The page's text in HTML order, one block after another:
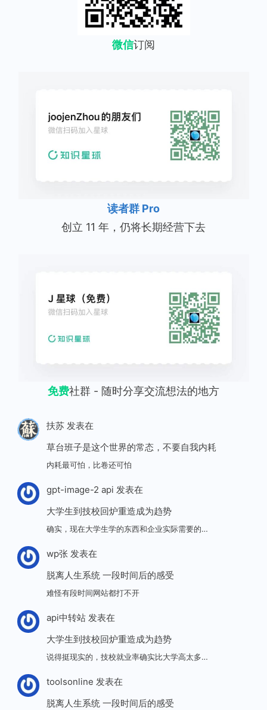
微信订阅
读者群 Pro
创立 11 年，仍将长期经营下去
免费社群 - 随时分享交流想法的地方
扶苏发表在
草台班子是这个世界的常态，不要自我内耗
内耗最可怕，比卷还可怕
gpt-image-2 api 发表在
大学生到技校回炉重造成为趋势
确实，现在大学生学的东西和企业实际需要的…
wp张发表在
脱离人生系统 一段时间后的感受
难怪有段时间网站都打不开
api中转站发表在
大学生到技校回炉重造成为趋势
说得挺现实的，技校就业率确实比大学高太多…
toolsonline 发表在
脱离人生系统 一段时间后的感受